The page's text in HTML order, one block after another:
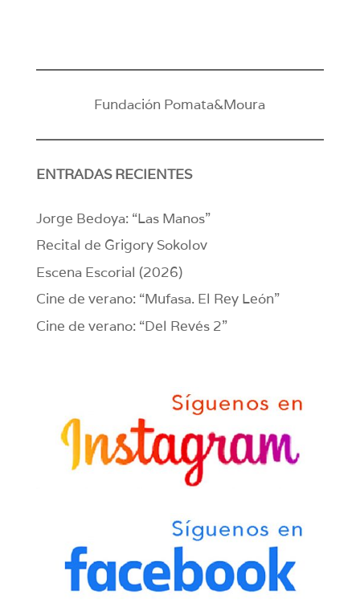
Fundación Pomata&Moura
ENTRADAS RECIENTES
Jorge Bedoya: “Las Manos”
Recital de Grigory Sokolov
Escena Escorial (2026)
Cine de verano: “Mufasa. El Rey León”
Cine de verano: “Del Revés 2”